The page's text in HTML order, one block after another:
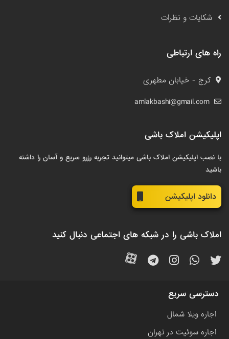
شکایات و نظرات
راه های ارتباطی
کرج - خیابان مطهری
amlakbashi@gmail.com
اپلیکیشن املاک باشی
با نصب اپلیکیشن املاک باشی میتوانید تجربه رزرو سریع و آسان را داشته
باشید
دانلود اپلیکیشن
املاک باشی را در شبکه های اجتماعی دنبال کنید
دسترسی سریع
اجاره ویلا شمال
اجاره سوئیت در تهران